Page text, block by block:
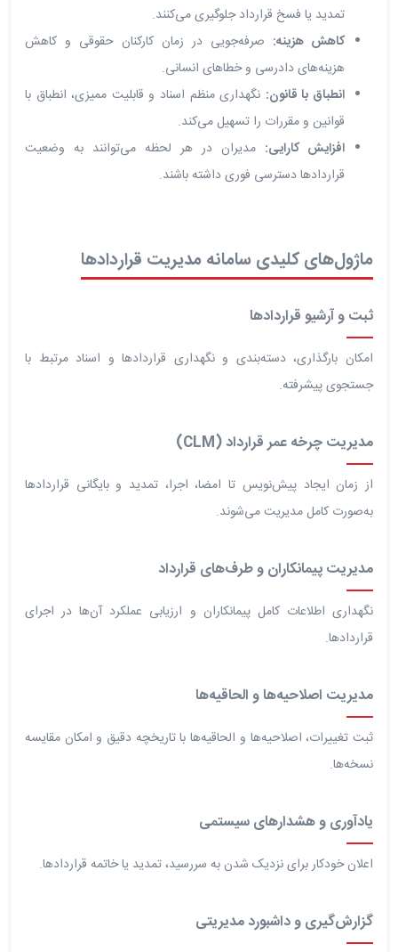
تمدید یا فسخ قرارداد جلوگیری می‌کنند.
کاهش هزینه: صرفه‌جویی در زمان کارکنان حقوقی و کاهش
هزینه‌های دادرسی و خطاهای انسانی.
انطباق با قانون: نگهداری منظم اسناد و قابلیت ممیزی، انطباق با
قوانین و مقررات را تسهیل می‌کند.
افزایش کارایی: مدیران در هر لحظه می‌توانند به وضعیت
قراردادها دسترسی فوری داشته باشند.
ماژول‌های کلیدی سامانه مدیریت قراردادها
ثبت و آرشیو قراردادها
امکان بارگذاری، دسته‌بندی و نگهداری قراردادها و اسناد مرتبط با
جستجوی پیشرفته.
مدیریت چرخه عمر قرارداد (CLM)
از زمان ایجاد پیش‌نویس تا امضا، اجرا، تمدید و بایگانی قراردادها
به‌صورت کامل مدیریت می‌شوند.
مدیریت پیمانکاران و طرف‌های قرارداد
نگهداری اطلاعات کامل پیمانکاران و ارزیابی عملکرد آن‌ها در اجرای
قراردادها.
مدیریت اصلاحیه‌ها و الحاقیه‌ها
ثبت تغییرات، اصلاحیه‌ها و الحاقیه‌ها با تاریخچه دقیق و امکان مقایسه
نسخه‌ها.
یادآوری و هشدارهای سیستمی
اعلان خودکار برای نزدیک شدن به سررسید، تمدید یا خاتمه قراردادها.
گزارش‌گیری و داشبورد مدیریتی